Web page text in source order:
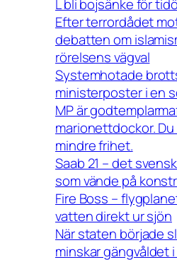
L bli bojsänke för
Efter terrordådet
debatten om
rörelsens vägval
Systemhotade
ministerposter i en
MP är
marionettdockor.
mindre frihet.
Saab 21 – det
som vände på
Fire Boss –
vatten direkt ur sjön
När staten började
minskar gängvåldet